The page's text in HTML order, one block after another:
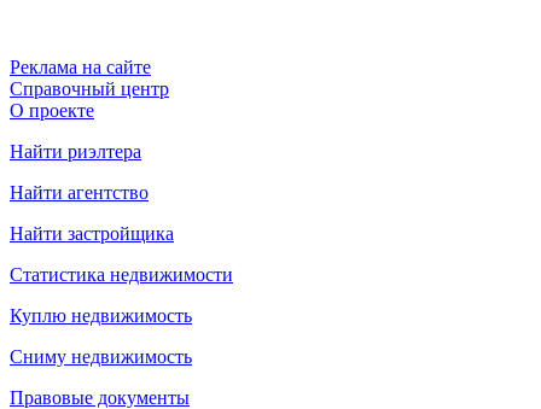
Реклама на сайте
Справочный центр
О проекте
Найти риэлтера
Найти агентство
Найти застройщика
Статистика недвижимости
Куплю недвижимость
Сниму недвижимость
Правовые документы